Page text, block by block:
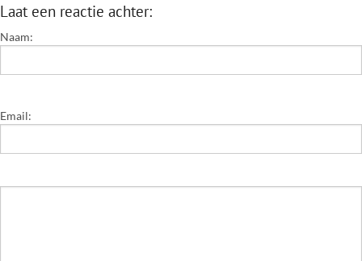
Laat een reactie achter:
Naam:
Email: